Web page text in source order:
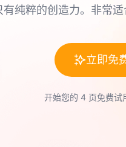
纯粹的创造力。非常
立即免
开始您的 4 页免费试